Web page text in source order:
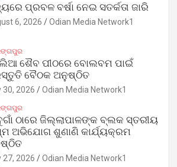
ପ୍ରବଳ ବର୍ଷା ନେଇ ସତର୍କତା ଜାରି
6, 2026 Odian Media Network1
ଶୈବ ପୀଠରେ ବୋଲବମ ପାଇଁ
ବୈଠକ ଅନୁଷ୍ଠିତ
30, 2026 Odian Media Network1
ଠାରେ ଜିଲ୍ଲାପାଳଙ୍କ ବ୍ଲକ ସ୍ତରୀୟ
ଅଭିଯୋଗ ଶୁଣାଣି କାର୍ଯ୍ୟକ୍ରମ
27, 2026 Odian Media Network1